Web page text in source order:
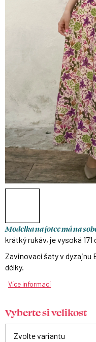
Modelka na fotce má na
krátký rukáv, je vysoká 171
Zavinovací šaty v dyzajnu
délky.
Více informací
Vyberte si velikost